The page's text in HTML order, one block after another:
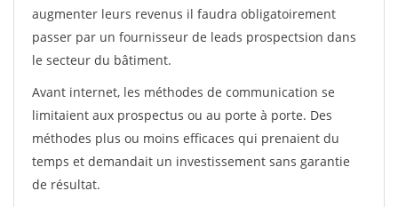
augmenter leurs revenus il faudra obligatoirement
passer par un fournisseur de leads prospectsion dans
le secteur du bâtiment.
Avant internet, les méthodes de communication se
limitaient aux prospectus ou au porte à porte. Des
méthodes plus ou moins efficaces qui prenaient du
temps et demandait un investissement sans garantie
de résultat.